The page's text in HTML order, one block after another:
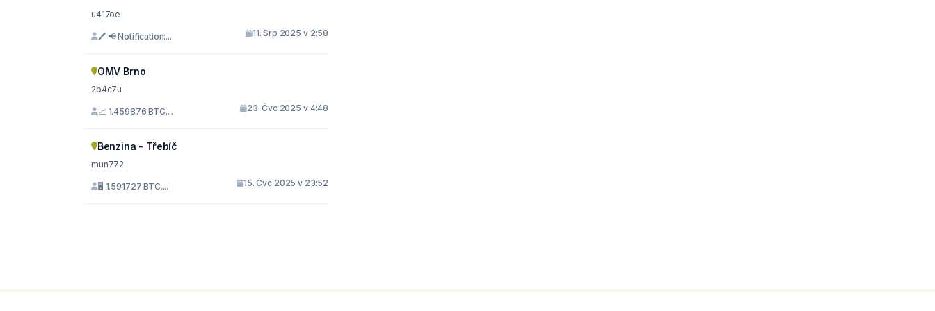
u417oe
🖊 📢 Notification:... 11. Srp 2025 v 2:58
OMV Brno
2b4c7u
📈 1.459876 BTC.... 23. Čvc 2025 v 4:48
Benzina - Třebíč
mun772
🖥 1.591727 BTC.... 15. Čvc 2025 v 23:52